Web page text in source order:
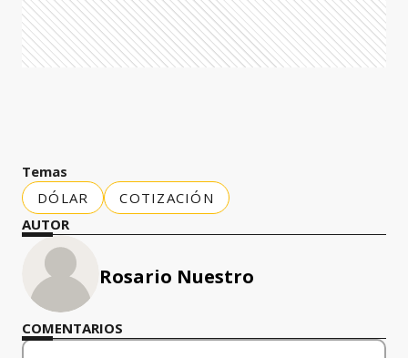
Temas
DÓLAR
COTIZACIÓN
AUTOR
Rosario Nuestro
COMENTARIOS